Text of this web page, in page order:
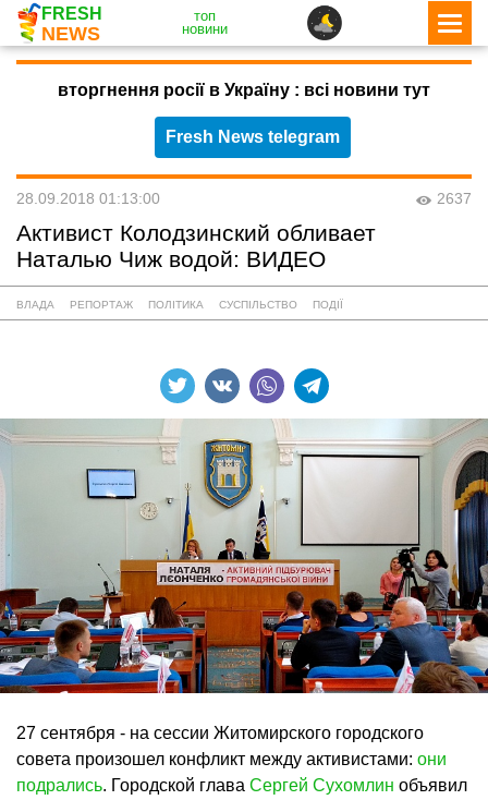
FRESH
NEWS
топ
новини
вторгнення росії в Україну : всі новини тут
Fresh News telegram
28.09.2018 01:13:00 2637
Активист Колодзинский обливает
Наталью Чиж водой: ВИДЕО
ВЛАДА РЕПОРТАЖ ПОЛІТИКА СУСПІЛЬСТВО ПОДІЇ
27 сентября - на сессии Житомирского городского
совета произошел конфликт между активистами: они
подрались. Городской глава Сергей Сухомлин объявил